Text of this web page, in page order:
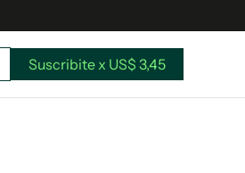
Suscribite x US$ 3,45